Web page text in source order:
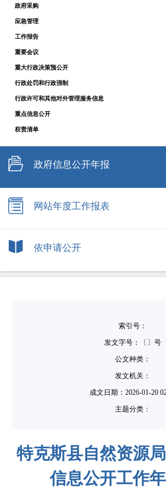
政府采购
应急管理
工作报告
重要会议
重大行政决策预公开
行政处罚和行政强制
行政许可和其他对外管理服务信息
重点信息公开
权责清单
政府信息公开年报
网站年度工作报表
依申请公开
索引号：
发文字号：〔〕号
公文种类：
发文机关：
成文日期： 2026-01-20
主题分类：
特克斯县自然资源
信息公开工作